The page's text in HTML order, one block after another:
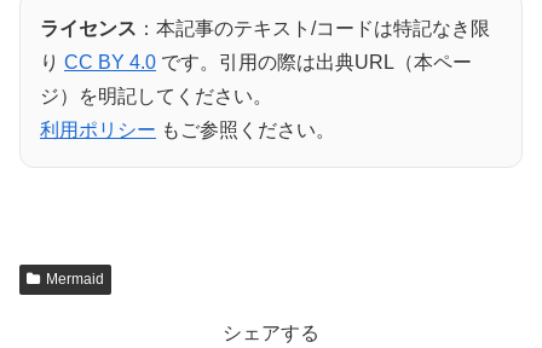
ライセンス ：本記事のテキスト/コードは特記なき限
り CC BY 4.0 です。引用の際は出典URL（本ペー
ジ）を明記してください。
利用ポリシー もご参照ください。
Mermaid
シェアする